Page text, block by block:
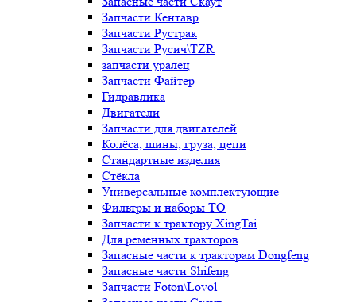
Запчасти Кентавр
Запчасти Рустрак
Запчасти Русич\TZR
запчасти уралец
Запчасти Файтер
Гидравлика
Двигатели
Запчасти для двигателей
Колёса, шины, груза, цепи
Стандартные изделия
Стёкла
Универсальные комплектующие
Фильтры и наборы ТО
Запчасти к трактору XingTai
Для ременных тракторов
Запасные части к тракторам Dongfeng
Запасные части Shifeng
Запчасти Foton\Lovol